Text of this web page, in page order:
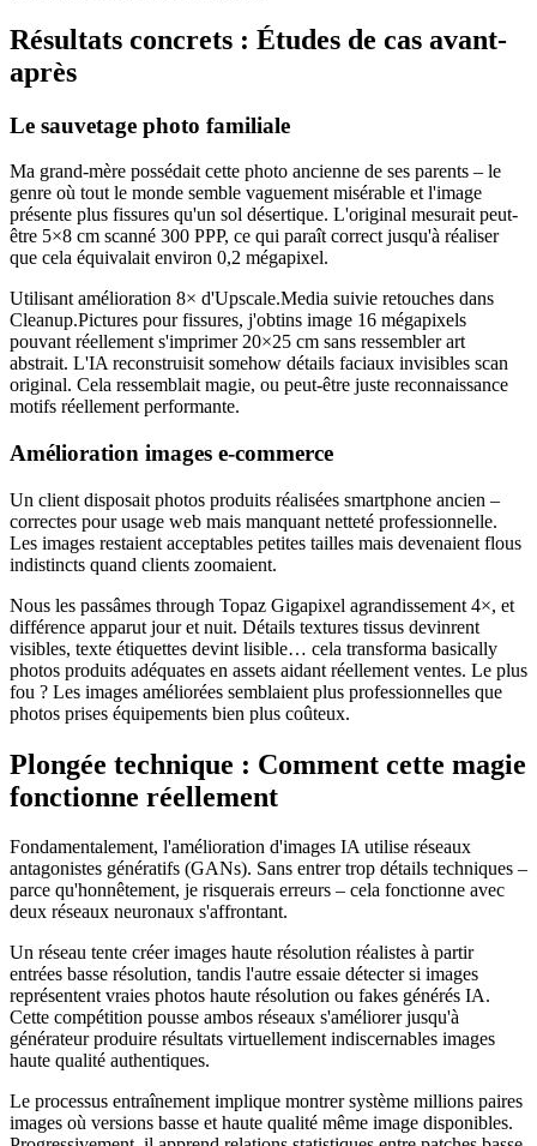
Résultats concrets : Études de cas avant-
après
Le sauvetage photo familiale
Ma grand-mère possédait cette photo ancienne de ses parents – le
genre où tout le monde semble vaguement misérable et l'image
présente plus fissures qu'un sol désertique. L'original mesurait peut-
être 5×8 cm scanné 300 PPP, ce qui paraît correct jusqu'à réaliser
que cela équivalait environ 0,2 mégapixel.
Utilisant amélioration 8× d'Upscale.Media suivie retouches dans
Cleanup.Pictures pour fissures, j'obtins image 16 mégapixels
pouvant réellement s'imprimer 20×25 cm sans ressembler art
abstrait. L'IA reconstruisit somehow détails faciaux invisibles scan
original. Cela ressemblait magie, ou peut-être juste reconnaissance
motifs réellement performante.
Amélioration images e-commerce
Un client disposait photos produits réalisées smartphone ancien –
correctes pour usage web mais manquant netteté professionnelle.
Les images restaient acceptables petites tailles mais devenaient flous
indistincts quand clients zoomaient.
Nous les passâmes through Topaz Gigapixel agrandissement 4×, et
différence apparut jour et nuit. Détails textures tissus devinrent
visibles, texte étiquettes devint lisible… cela transforma basically
photos produits adéquates en assets aidant réellement ventes. Le plus
fou ? Les images améliorées semblaient plus professionnelles que
photos prises équipements bien plus coûteux.
Plongée technique : Comment cette magie
fonctionne réellement
Fondamentalement, l'amélioration d'images IA utilise réseaux
antagonistes génératifs (GANs). Sans entrer trop détails techniques –
parce qu'honnêtement, je risquerais erreurs – cela fonctionne avec
deux réseaux neuronaux s'affrontant.
Un réseau tente créer images haute résolution réalistes à partir
entrées basse résolution, tandis l'autre essaie détecter si images
représentent vraies photos haute résolution ou fakes générés IA.
Cette compétition pousse ambos réseaux s'améliorer jusqu'à
générateur produire résultats virtuellement indiscernables images
haute qualité authentiques.
Le processus entraînement implique montrer système millions paires
images où versions basse et haute qualité même image disponibles.